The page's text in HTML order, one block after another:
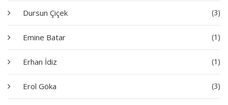
Dursun Çiçek (3)
Emine Batar (1)
Erhan İdiz (1)
Erol Göka (3)